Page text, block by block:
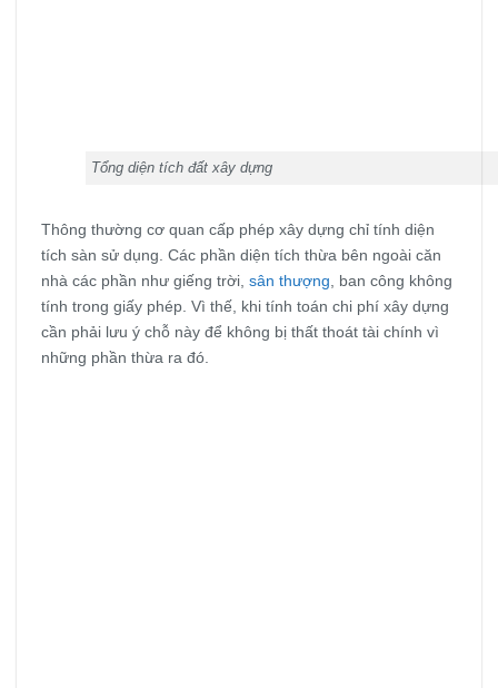
Tổng diện tích đất xây dựng
Thông thường cơ quan cấp phép xây dựng chỉ tính diện
tích sàn sử dụng. Các phần diện tích thừa bên ngoài căn
nhà các phần như giếng trời, sân thượng , ban công không
tính trong giấy phép. Vì thế, khi tính toán chi phí xây dựng
cần phải lưu ý chỗ này để không bị thất thoát tài chính vì
những phần thừa ra đó.